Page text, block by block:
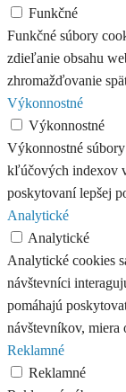
Funkčné
Funkčné súbory
zdieľanie obsahu
zhromažďovanie
Výkonnostné
Výkonnostné
Výkonnostné
kľúčových indexov
poskytovaní lepšej
Analytické
Analytické
Analytické cookies
návštevníci
pomáhajú
návštevníkov, miera
Reklamné
Reklamné